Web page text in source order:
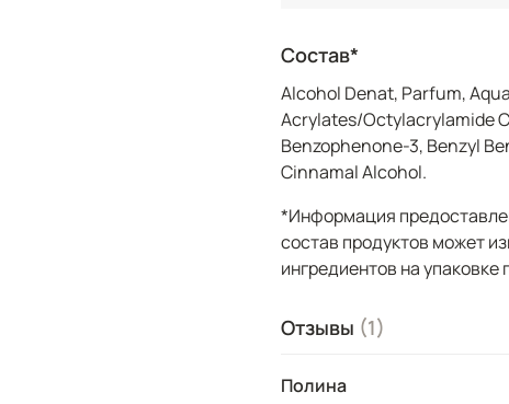
гармонично. Этот
своем ценовом
женственный аромат с
сердцем и мягкой
Состав*
Alcohol Denat, Parfum,
Acrylates/Octylacrylamide
Benzophenone-3, Benzyl
Cinnamal Alcohol.
*Информация
состав продуктов может
ингредиентов на упаковке
Отзывы (1)
Полина